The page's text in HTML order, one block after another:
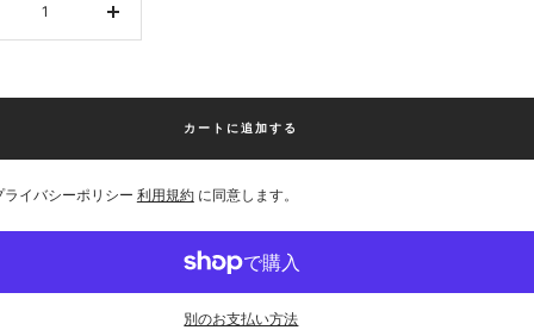
数
量
カートに追加する
ライバシーポリシー 利用規約に同意します。
別のお支払い方法